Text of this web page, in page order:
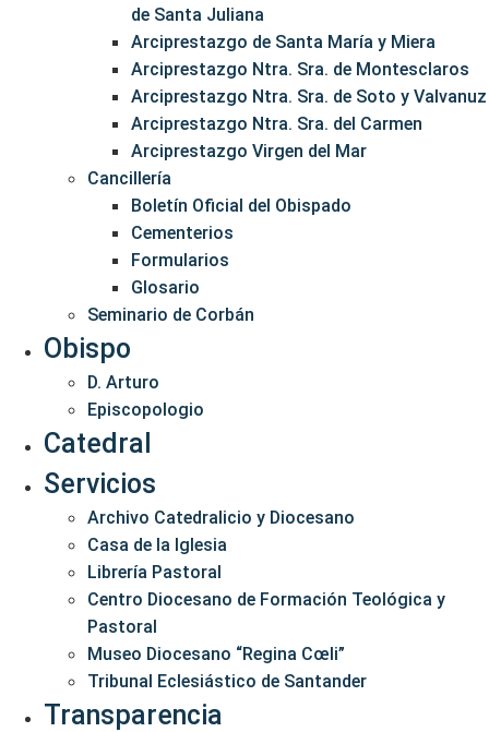
de Santa Juliana
Arciprestazgo de Santa María y Miera
Arciprestazgo Ntra. Sra. de Montesclaros
Arciprestazgo Ntra. Sra. de Soto y Valvanuz
Arciprestazgo Ntra. Sra. del Carmen
Arciprestazgo Virgen del Mar
Cancillería
Boletín Oficial del Obispado
Cementerios
Formularios
Glosario
Seminario de Corbán
Obispo
D. Arturo
Episcopologio
Catedral
Servicios
Archivo Catedralicio y Diocesano
Casa de la Iglesia
Librería Pastoral
Centro Diocesano de Formación Teológica y
Pastoral
Museo Diocesano “Regina Cœli”
Tribunal Eclesiástico de Santander
Transparencia